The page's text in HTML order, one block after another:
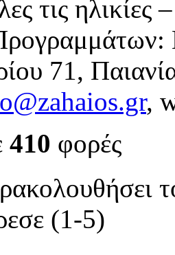
τις ηλικίες
71,
,
410 φορές
(1-5)